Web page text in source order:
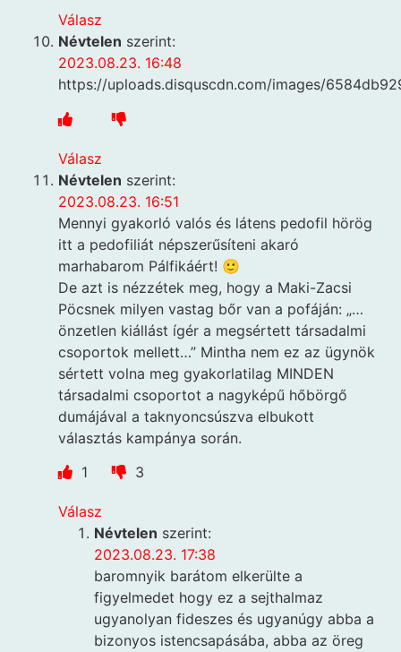
Válasz
Névtelen szerint:
2023.08.23. 16:48
https://uploads.disquscdn.com/images/
Válasz
Névtelen szerint:
2023.08.23. 16:51
Mennyi gyakorló valós és látens pedofil hörög
itt a pedofiliát népszerűsíteni akaró
marhabarom Pálfikáért! 🙂
De azt is nézzétek meg, hogy a Maki-Zacsi
Pöcsnek milyen vastag bőr van a pofáján: „…
önzetlen kiállást ígér a megsértett társadalmi
csoportok mellett…” Mintha nem ez az ügynök
sértett volna meg gyakorlatilag MINDEN
társadalmi csoportot a nagyképű hőbörgő
dumájával a taknyoncsúszva elbukott
választás kampánya során.
1
3
Válasz
Névtelen szerint:
2023.08.23. 17:38
baromnyik barátom elkerülte a
figyelmedet hogy ez a sejthalmaz
ugyanolyan fideszes és ugyanúgy abba a
bizonyos istencsapásába, abba az öreg